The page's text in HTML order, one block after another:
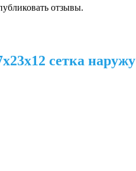
отзывы.
сетка наружу